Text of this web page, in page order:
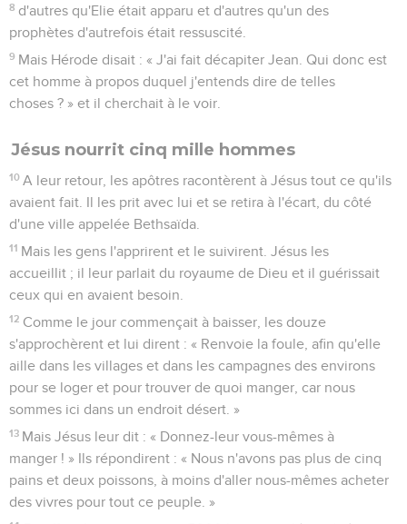
8 d'autres qu'Elie était apparu et d'autres qu'un des
prophètes d'autrefois était ressuscité.
9 Mais Hérode disait : « J'ai fait décapiter Jean. Qui donc est
cet homme à propos duquel j'entends dire de telles
choses ? » et il cherchait à le voir.
Jésus nourrit cinq mille hommes
10 A leur retour, les apôtres racontèrent à Jésus tout ce qu'ils
avaient fait. Il les prit avec lui et se retira à l'écart, du côté
d'une ville appelée Bethsaïda.
11 Mais les gens l'apprirent et le suivirent. Jésus les
accueillit ; il leur parlait du royaume de Dieu et il guérissait
ceux qui en avaient besoin.
12 Comme le jour commençait à baisser, les douze
s'approchèrent et lui dirent : « Renvoie la foule, afin qu'elle
aille dans les villages et dans les campagnes des environs
pour se loger et pour trouver de quoi manger, car nous
sommes ici dans un endroit désert. »
13 Mais Jésus leur dit : « Donnez-leur vous-mêmes à
manger ! » Ils répondirent : « Nous n'avons pas plus de cinq
pains et deux poissons, à moins d'aller nous-mêmes acheter
des vivres pour tout ce peuple. »